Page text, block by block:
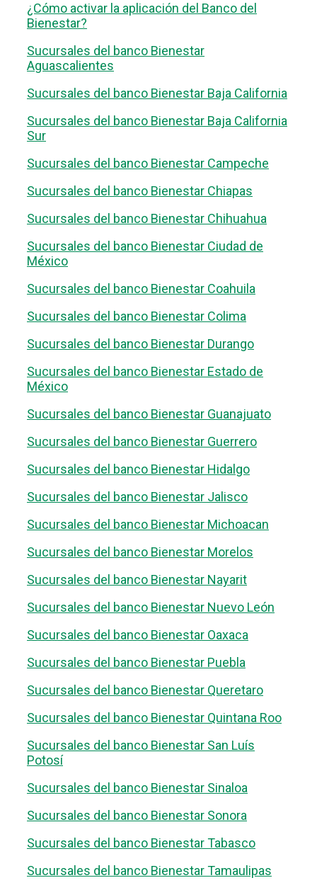
¿Cómo activar la aplicación del Banco del
Bienestar?
Sucursales del banco Bienestar
Aguascalientes
Sucursales del banco Bienestar Baja California
Sucursales del banco Bienestar Baja California
Sur
Sucursales del banco Bienestar Campeche
Sucursales del banco Bienestar Chiapas
Sucursales del banco Bienestar Chihuahua
Sucursales del banco Bienestar Ciudad de
México
Sucursales del banco Bienestar Coahuila
Sucursales del banco Bienestar Colima
Sucursales del banco Bienestar Durango
Sucursales del banco Bienestar Estado de
México
Sucursales del banco Bienestar Guanajuato
Sucursales del banco Bienestar Guerrero
Sucursales del banco Bienestar Hidalgo
Sucursales del banco Bienestar Jalisco
Sucursales del banco Bienestar Michoacan
Sucursales del banco Bienestar Morelos
Sucursales del banco Bienestar Nayarit
Sucursales del banco Bienestar Nuevo León
Sucursales del banco Bienestar Oaxaca
Sucursales del banco Bienestar Puebla
Sucursales del banco Bienestar Queretaro
Sucursales del banco Bienestar Quintana Roo
Sucursales del banco Bienestar San Luís
Potosí
Sucursales del banco Bienestar Sinaloa
Sucursales del banco Bienestar Sonora
Sucursales del banco Bienestar Tabasco
Sucursales del banco Bienestar Tamaulipas